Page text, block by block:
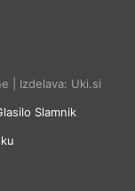
| Izdelava: Uki.si
Slamnik